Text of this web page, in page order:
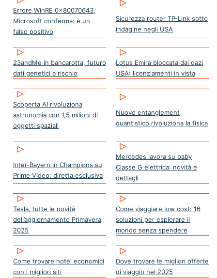
Errore WinRE 0x80070643,
Microsoft conferma: è un
falso positivo
Sicurezza router TP-Link sotto
indagine negli USA
23andMe in bancarotta, futuro
dati genetici a rischio
Lotus Emira bloccata dai dazi
USA: licenziamenti in vista
Scoperta AI rivoluziona
astronomia con 1,5 milioni di
oggetti spaziali
Nuovo entanglement
quantistico rivoluziona la fisica
Inter-Bayern in Champions su
Prime Video: diretta esclusiva
Mercedes lavora su baby
Classe G elettrica: novità e
dettagli
Tesla, tutte le novità
dell’aggiornamento Primavera
2025
Come viaggiare low cost: 16
soluzioni per esplorare il
mondo senza spendere
Come trovare hotel economici
con i migliori siti
Dove trovare le migliori offerte
di viaggio nel 2025